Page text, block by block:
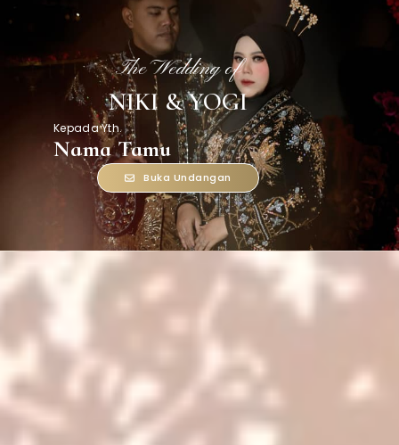
The Wedding of
NIKI & YOGI
Kepada Yth.
Nama Tamu
Buka Undangan
The Wedding of
NIKI
&
YOGI
27 . 03 . 26